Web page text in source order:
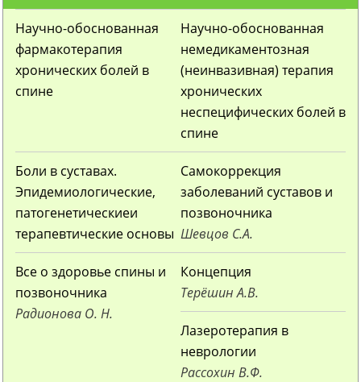
Научно-обоснованная
фармакотерапия
хронических болей в
спине
Научно-обоснованная
немедикаментозная
(неинвазивная) терапия
хронических
неспецифических болей в
спине
Боли в суставах.
Эпидемиологические,
патогенетическиеи
терапевтические основы
Самокоррекция
заболеваний суставов и
позвоночника
Шевцов С.А.
Все о здоровье спины и
позвоночника
Радионова О. Н.
Концепция
Терёшин А.В.
Лазеротерапия в
неврологии
Рассохин В.Ф.